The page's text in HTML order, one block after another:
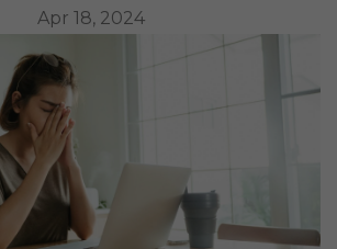
Apr 18, 2024